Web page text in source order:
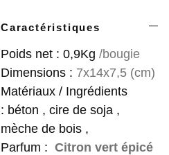
Caractéristiques
Poids net : 0,9Kg /bougie
Dimensions : 7x14x7,5 (cm)
Matériaux / Ingrédients
: béton , cire de soja ,
mèche de bois ,
Parfum : Citron vert épicé